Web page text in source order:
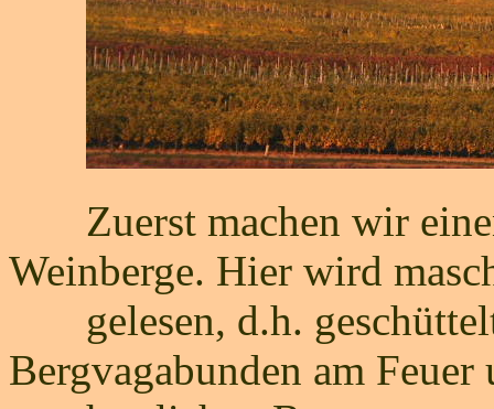
Zuerst machen wir
Weinberge. Hier wird
gelesen, d.h.
Bergvagabunden am